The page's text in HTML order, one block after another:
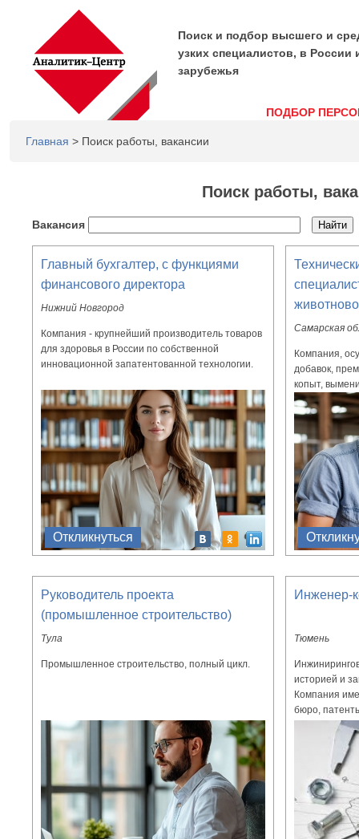
Поиск и подбор высшего и
узких специалистов, в России
зарубежья
ПОДБОР
Главная > Поиск работы, вакансии
Поиск работы,
Вакансия
Главный бухгалтер, с функциями
финансового директора
Нижний Новгород
Компания - крупнейший производитель товаров
для здоровья в России по собственной
инновационной запатентованной технологии.
Откликнуться
Самарская
Компания,
добавок,
копыт,
Руководитель проекта
(промышленное строительство)
Тула
Промышленное строительство, полный цикл.
Инженер-
Тюмень
историей и
Компания
бюро,